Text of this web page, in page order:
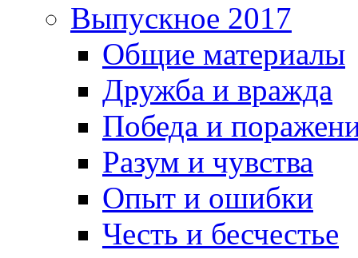
Выпускное 2017
Общие материалы
Дружба и вражда
Победа и
Разум и чувства
Опыт и ошибки
Честь и бесчестье